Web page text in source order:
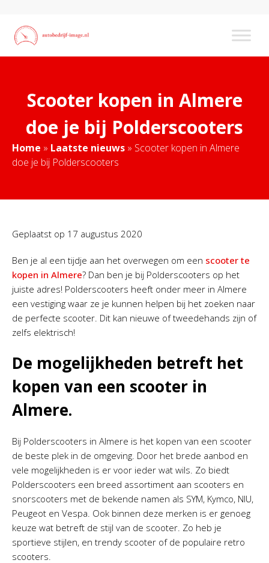
Scooter kopen in Almere
doe je bij Polderscooters
Home » Laatste nieuws » Scooter kopen in Almere
doe je bij Polderscooters
Geplaatst op 17 augustus 2020
Ben je al een tijdje aan het overwegen om een scooter te
kopen in Almere? Dan ben je bij Polderscooters op het
juiste adres! Polderscooters heeft onder meer in Almere
een vestiging waar ze je kunnen helpen bij het zoeken naar
de perfecte scooter. Dit kan nieuwe of tweedehands zijn of
zelfs elektrisch!
De mogelijkheden betreft het
kopen van een scooter in
Almere.
Bij Polderscooters in Almere is het kopen van een scooter
de beste plek in de omgeving. Door het brede aanbod en
vele mogelijkheden is er voor ieder wat wils. Zo biedt
Polderscooters een breed assortiment aan scooters en
snorscooters met de bekende namen als SYM, Kymco, NIU,
Peugeot en Vespa. Ook binnen deze merken is er genoeg
keuze wat betreft de stijl van de scooter. Zo heb je
sportieve stijlen, en trendy scooter of de populaire retro
scooters.